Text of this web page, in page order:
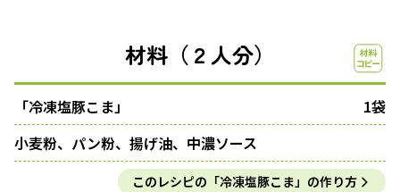
材料（２人分）
「冷凍塩豚こま」
1袋
小麦粉、パン粉、揚げ油、中濃ソース
このレシピの「冷凍塩豚こま」の作り方